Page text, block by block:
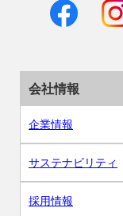
会社情報
企業情報
サステナビリティ
採用情報